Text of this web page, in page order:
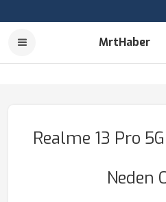
MrtHaber
Realme 13 Pro
Neden